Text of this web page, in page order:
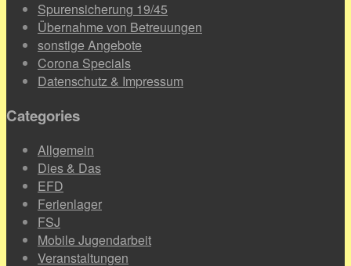
Spurensicherung 19/45
Übernahme von Betreuungen
sonstige Angebote
Corona Specials
Datenschutz & Impressum
Categories
Allgemein
Dies & Das
EFD
Ferienlager
FSJ
Mobile Jugendarbeit
Veranstaltungen